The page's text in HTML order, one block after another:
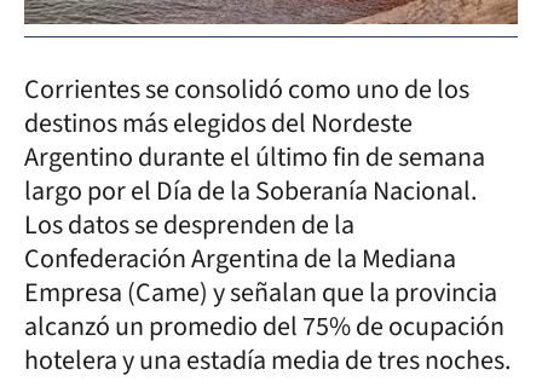
Corrientes se consolidó como uno de los
destinos más elegidos del Nordeste
Argentino durante el último fin de semana
largo por el Día de la Soberanía Nacional.
Los datos se desprenden de la
Confederación Argentina de la Mediana
Empresa (Came) y señalan que la provincia
alcanzó un promedio del 75% de ocupación
hotelera y una estadía media de tres noches.